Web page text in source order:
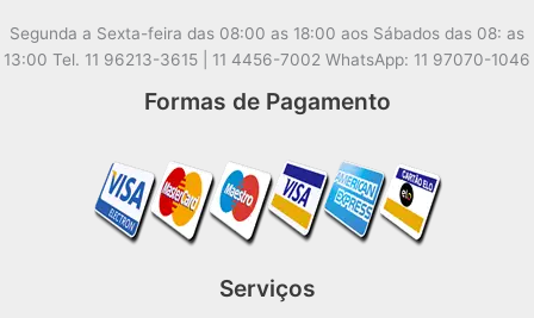
Segunda a Sexta-feira das 08:00 as 18:00 aos Sábados das 08: as
13:00 Tel. 11 96213-3615 | 11 4456-7002 WhatsApp: 11 97070-1046
Formas de Pagamento
Serviços